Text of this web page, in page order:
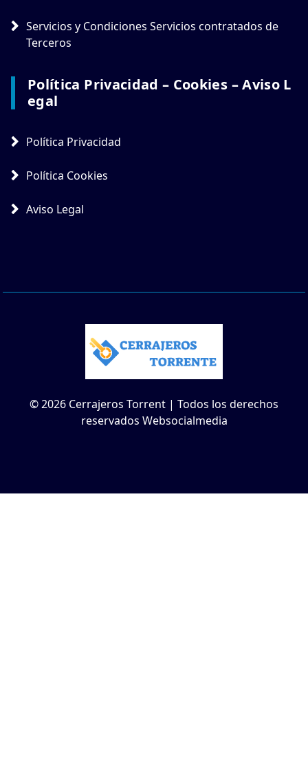
Servicios y Condiciones Servicios contratados de
Terceros
Política Privacidad – Cookies – Aviso L
Egal
Política Privacidad
Política Cookies
Aviso Legal
© 2026 Cerrajeros Torrent | Todos los derechos
reservados Websocialmedia